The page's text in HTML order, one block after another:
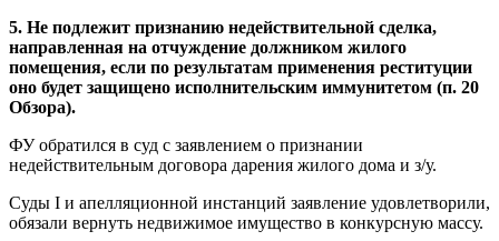
5. Не подлежит признанию недействительной сделка,
направленная на отчуждение должником жилого
помещения, если по результатам применения реституции
оно будет защищено исполнительским иммунитетом (п. 20
Обзора).
ФУ обратился в суд с заявлением о признании
недействительным договора дарения жилого дома и з/у.
Суды I и апелляционной инстанций заявление удовлетворили,
обязали вернуть недвижимое имущество в конкурсную массу.